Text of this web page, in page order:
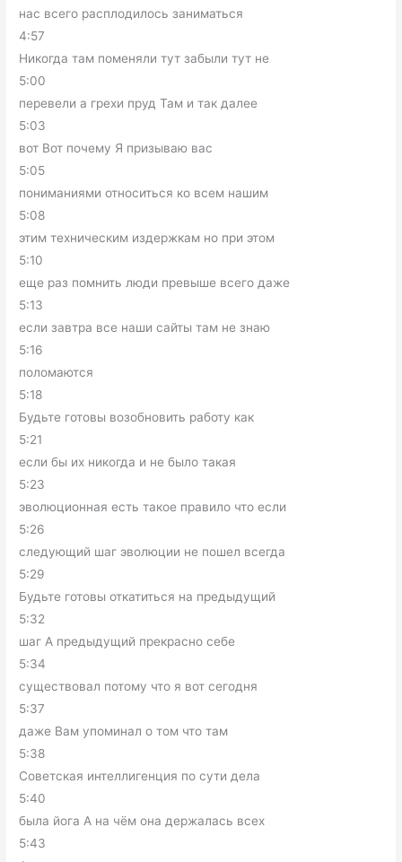
нас всего расплодилось заниматься
4:57
Никогда там поменяли тут забыли тут не
5:00
перевели а грехи пруд Там и так далее
5:03
вот Вот почему Я призываю вас
5:05
пониманиями относиться ко всем нашим
5:08
этим техническим издержкам но при этом
5:10
еще раз помнить люди превыше всего даже
5:13
если завтра все наши сайты там не знаю
5:16
поломаются
5:18
Будьте готовы возобновить работу как
5:21
если бы их никогда и не было такая
5:23
эволюционная есть такое правило что если
5:26
следующий шаг эволюции не пошел всегда
5:29
Будьте готовы откатиться на предыдущий
5:32
шаг А предыдущий прекрасно себе
5:34
существовал потому что я вот сегодня
5:37
даже Вам упоминал о том что там
5:38
Советская интеллигенция по сути дела
5:40
была йога А на чём она держалась всех
5:43